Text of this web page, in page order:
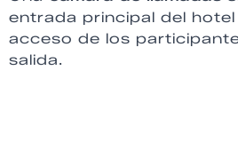
entrada principal del
acceso de los
salida.